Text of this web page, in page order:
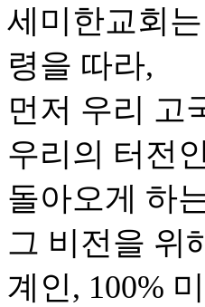
세미한교회
령을 따라,
먼저 우리 고
우리의 터전
돌아오게 하
그 비전을 위
계인, 100%